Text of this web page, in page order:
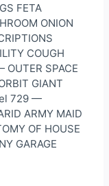
FETA
ONION
COUGH
OUTER SPACE
GIANT
729 —
ARMY MAID
OF HOUSE
GARAGE